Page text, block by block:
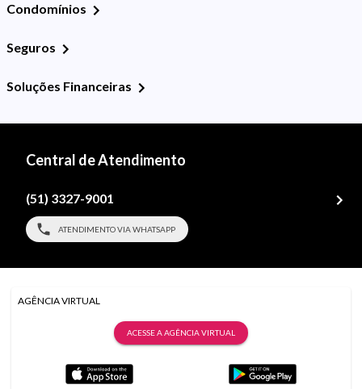
Condomínios
Seguros
Soluções Financeiras
Central de Atendimento
(51) 3327-9001
ATENDIMENTO VIA WHATSAPP
AGÊNCIA VIRTUAL
ACESSE A AGÊNCIA VIRTUAL